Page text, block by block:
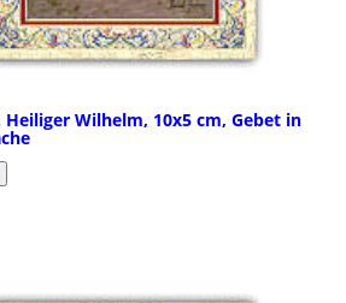
Wilhelm, 10x5 cm, Gebet in